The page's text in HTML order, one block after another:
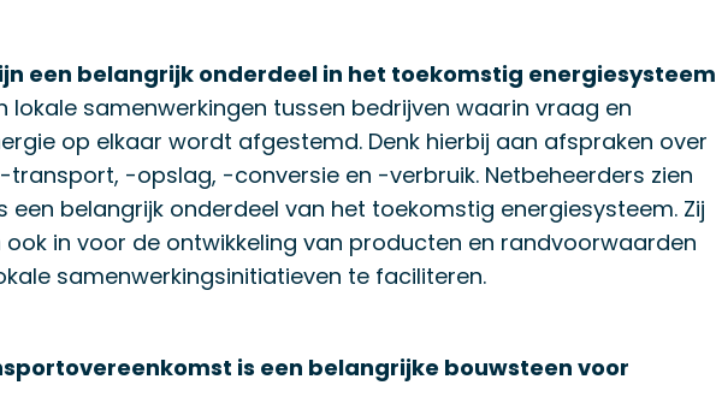
een belangrijk onderdeel in het toekomstig energiesysteem
lokale samenwerkingen tussen bedrijven waarin vraag en
op elkaar wordt afgestemd. Denk hierbij aan afspraken over
transport, -opslag, -conversie en -verbruik. Netbeheerders zien
een belangrijk onderdeel van het toekomstig energiesysteem. Zij
ook in voor de ontwikkeling van producten en randvoorwaarden
samenwerkingsinitiatieven te faciliteren.
is een belangrijke bouwsteen voor